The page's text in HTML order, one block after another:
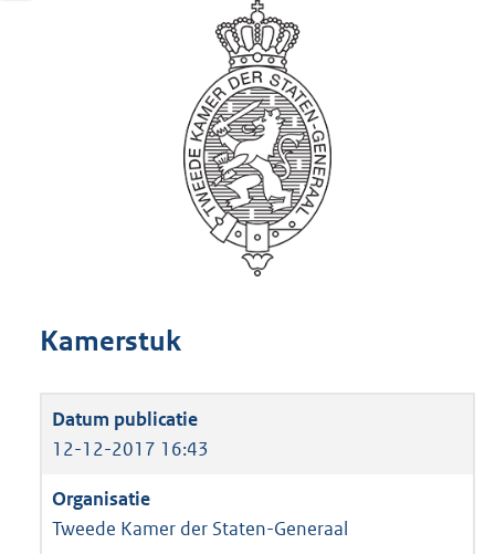
Kamerstuk
12-12-2017 16:43
Tweede Kamer der Staten-Generaal